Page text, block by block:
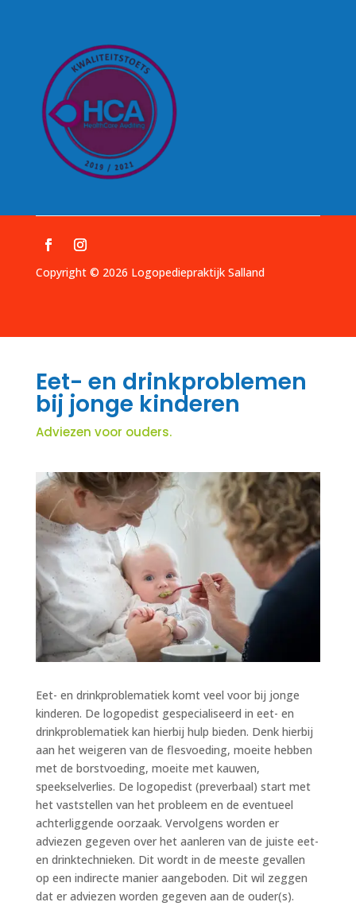
Copyright © 2026 Logopediepraktijk Salland
Eet- en drinkproblemen
bij jonge kinderen
Adviezen voor ouders.
Eet- en drinkproblematiek komt veel voor bij jonge
kinderen. De logopedist gespecialiseerd in eet- en
drinkproblematiek kan hierbij hulp bieden. Denk hierbij
aan het weigeren van de flesvoeding, moeite hebben
met de borstvoeding, moeite met kauwen,
speekselverlies. De logopedist (preverbaal) start met
het vaststellen van het probleem en de eventueel
achterliggende oorzaak. Vervolgens worden er
adviezen gegeven over het aanleren van de juiste eet-
en drinktechnieken. Dit wordt in de meeste gevallen
op een indirecte manier aangeboden. Dit wil zeggen
dat er adviezen worden gegeven aan de ouder(s).